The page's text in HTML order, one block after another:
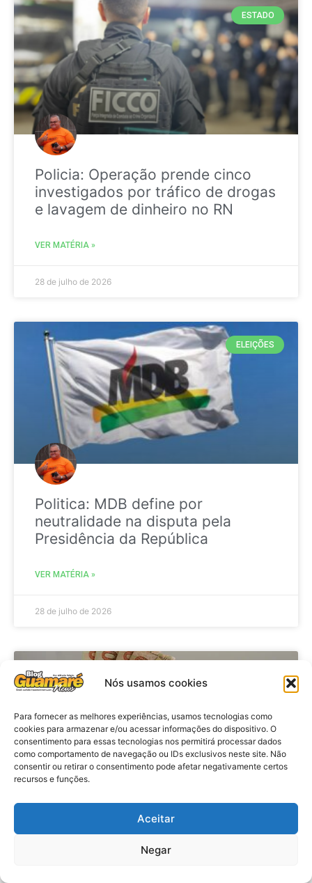
Nós usamos cookies
Para fornecer as melhores experiências, usamos tecnologias como
cookies para armazenar e/ou acessar informações do dispositivo. O
consentimento para essas tecnologias nos permitirá processar dados
como comportamento de navegação ou IDs exclusivos neste site. Não
consentir ou retirar o consentimento pode afetar negativamente certos
recursos e funções.
Aceitar
Negar
ESTADO
Policia: Operação prende cinco
investigados por tráfico de drogas
e lavagem de dinheiro no RN
VER MATÉRIA »
28 de julho de 2026
ELEIÇÕES
Politica: MDB define por
neutralidade na disputa pela
Presidência da República
VER MATÉRIA »
28 de julho de 2026
Economia: Beneficiários com NIS
de final 7 recebem Bolsa Família